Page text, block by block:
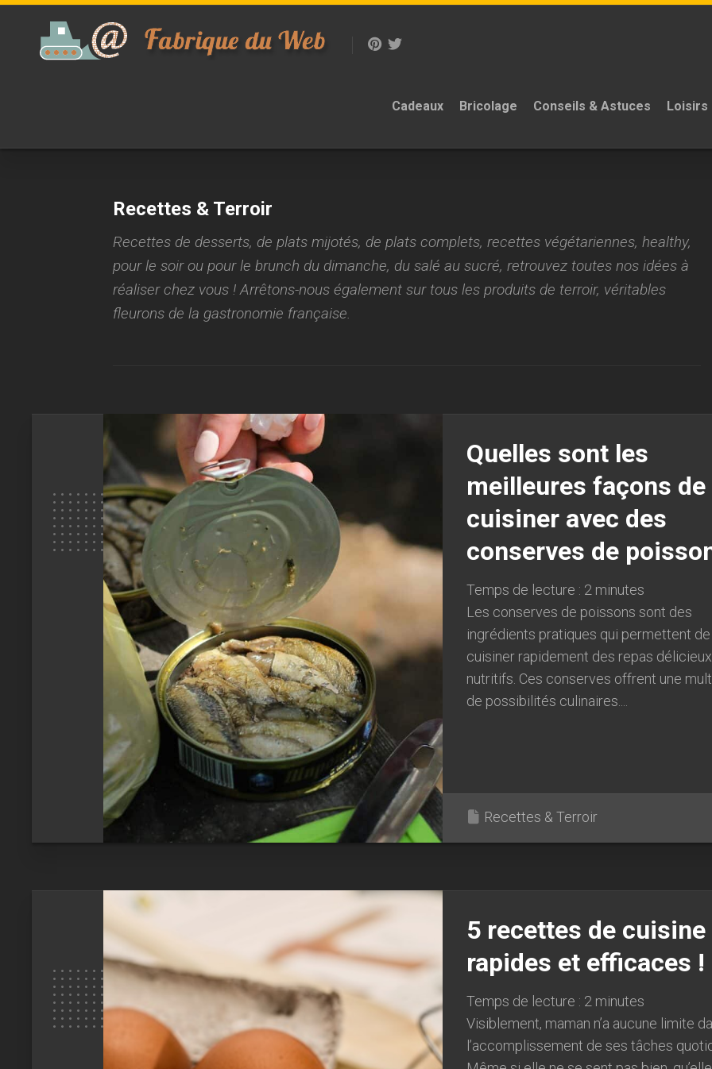
Skip
Cadeaux Bricolage Conseils & Astuces Loisirs
Recettes & Terroir
Recettes de desserts, de plats mijotés, de plats complets, recettes végétariennes, healthy,
pour le soir ou pour le brunch du dimanche, du salé au sucré, retrouvez toutes nos idées à
réaliser chez vous ! Arrêtons-nous également sur tous les produits de terroir, véritables
fleurons de la gastronomie française.
Quelles sont les
meilleures façons de
cuisiner avec des
conserves de
Temps de lecture : 2 minutes
Les conserves de poissons sont des
ingrédients pratiques qui permettent de
cuisiner rapidement des repas
nutritifs. Ces conserves offrent une
de possibilités culinaires....
Recettes & Terroir
5 recettes de cuisine
rapides et efficaces !
Temps de lecture : 2 minutes
Visiblement, maman n’a aucune limite
l’accomplissement de ses tâches